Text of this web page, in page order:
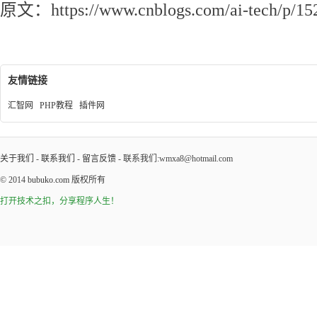
原文：https://www.cnblogs.com/ai-tech/p/
友情链接
汇智网 PHP教程 插件网
关于我们 - 联系我们 - 留言反馈 - 联系我们:wmxa8@hotmail.com
© 2014 bubuko.com 版权所有
打开技术之扣，分享程序人生！